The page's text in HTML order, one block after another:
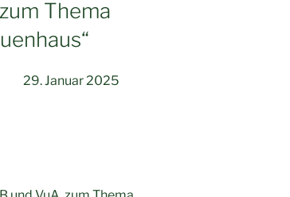
Thema
2025